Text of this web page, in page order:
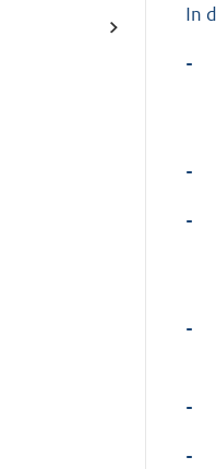
In
-
-
-
-
-
-